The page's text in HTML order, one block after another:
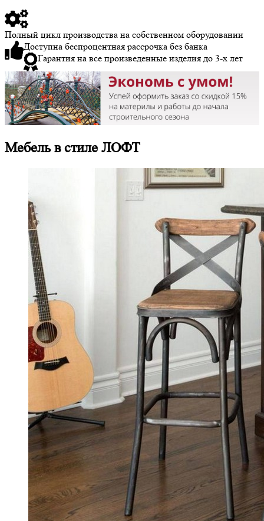
Полный цикл производства на собственном оборудовании
Доступна беспроцентная рассрочка без банка
Гарантия на все произведенные изделия до 3-х лет
Мебель в стиле ЛОФТ